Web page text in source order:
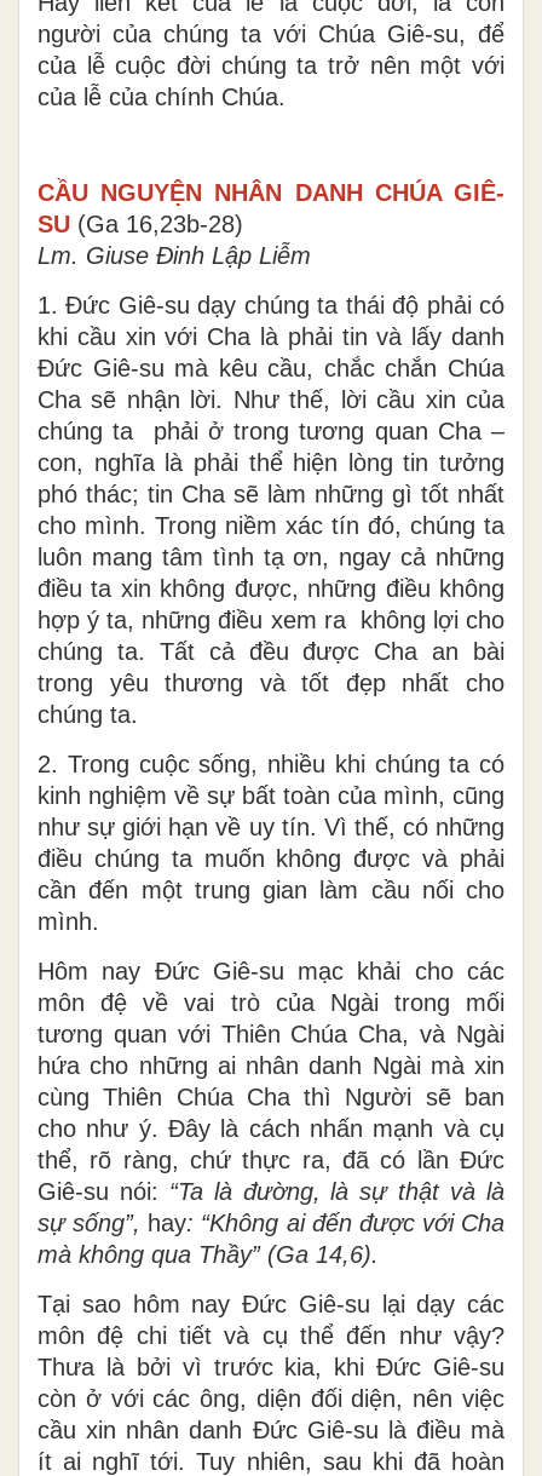
người của chúng ta với Chúa Giê-su, để
của lễ cuộc đời chúng ta trở nên một với
của lễ của chính Chúa.
CẦU NGUYỆN NHÂN DANH CHÚA GIÊ-
SU (Ga 16,23b-28)
Lm. Giuse Đinh Lập Liễm
1. Đức Giê-su dạy chúng ta thái độ phải có
khi cầu xin với Cha là phải tin và lấy danh
Đức Giê-su mà kêu cầu, chắc chắn Chúa
Cha sẽ nhận lời. Như thế, lời cầu xin của
chúng ta phải ở trong tương quan Cha –
con, nghĩa là phải thể hiện lòng tin tưởng
phó thác; tin Cha sẽ làm những gì tốt nhất
cho mình. Trong niềm xác tín đó, chúng ta
luôn mang tâm tình tạ ơn, ngay cả những
điều ta xin không được, những điều không
hợp ý ta, những điều xem ra không lợi cho
chúng ta. Tất cả đều được Cha an bài
trong yêu thương và tốt đẹp nhất cho
chúng ta.
2. Trong cuộc sống, nhiều khi chúng ta có
kinh nghiệm về sự bất toàn của mình, cũng
như sự giới hạn về uy tín. Vì thế, có những
điều chúng ta muốn không được và phải
cần đến một trung gian làm cầu nối cho
mình.
Hôm nay Đức Giê-su mạc khải cho các
môn đệ về vai trò của Ngài trong mối
tương quan với Thiên Chúa Cha, và Ngài
hứa cho những ai nhân danh Ngài mà xin
cùng Thiên Chúa Cha thì Người sẽ ban
cho như ý. Đây là cách nhấn mạnh và cụ
thể, rõ ràng, chứ thực ra, đã có lần Đức
Giê-su nói: “Ta là đường, là sự thật và là
sự sống”, hay: “Không ai đến được với Cha
mà không qua Thầy” (Ga 14,6).
Tại sao hôm nay Đức Giê-su lại dạy các
môn đệ chi tiết và cụ thể đến như vậy?
Thưa là bởi vì trước kia, khi Đức Giê-su
còn ở với các ông, diện đối diện, nên việc
cầu xin nhân danh Đức Giê-su là điều mà
ít ai nghĩ tới. Tuy nhiên, sau khi đã hoàn